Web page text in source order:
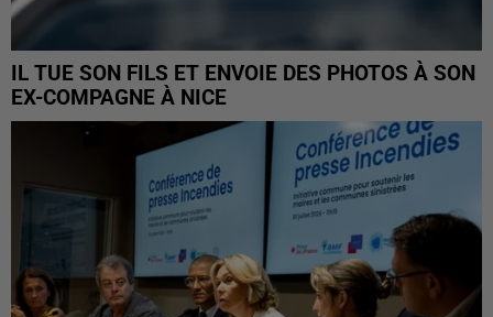
IL TUE SON FILS ET ENVOIE DES PHOTOS À SON
EX-COMPAGNE À NICE